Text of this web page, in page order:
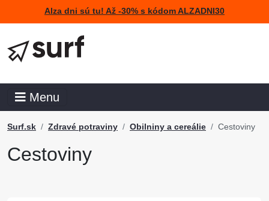
Alza dni sú tu! Až -30% s kódom ALZADNI30
Menu
Surf.sk Zdravé potraviny Obilniny a cereálie Cestoviny
Cestoviny